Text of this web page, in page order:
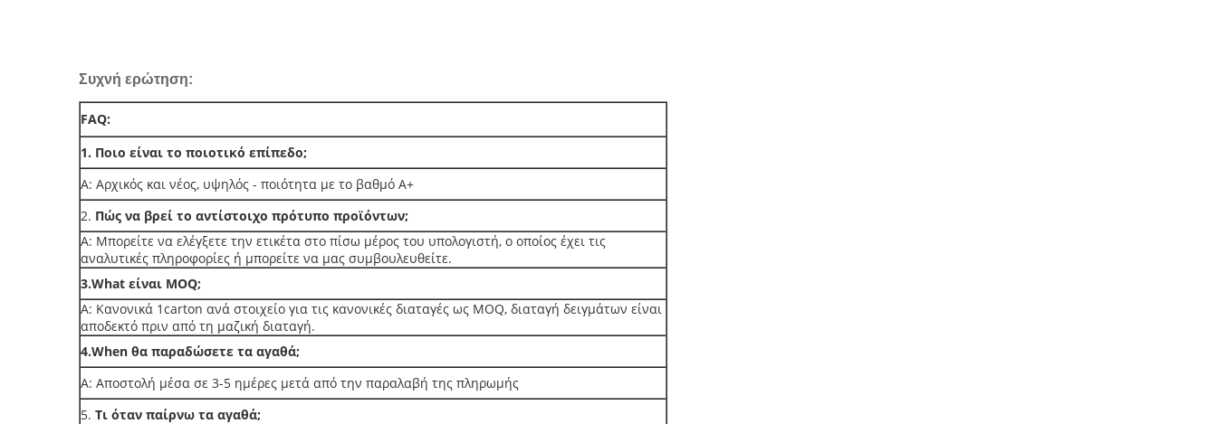
Συχνή ερώτηση:
FAQ:
1. Ποιο είναι το ποιοτικό επίπεδο;
Α: Αρχικός και νέος, υψηλός - ποιότητα με το βαθμό A+
2. Πώς να βρεί το αντίστοιχο πρότυπο προϊόντων;
Α: Μπορείτε να ελέγξετε την ετικέτα στο πίσω μέρος του υπολογιστή, ο οποίος έχει τις
αναλυτικές πληροφορίες ή μπορείτε να μας συμβουλευθείτε.
3.What είναι MOQ;
Α: Κανονικά 1carton ανά στοιχείο για τις κανονικές διαταγές ως MOQ, διαταγή δειγμάτων είναι
αποδεκτό πριν από τη μαζική διαταγή.
4.When θα παραδώσετε τα αγαθά;
Α: Αποστολή μέσα σε 3-5 ημέρες μετά από την παραλαβή της πληρωμής
5. Τι όταν παίρνω τα αγαθά;